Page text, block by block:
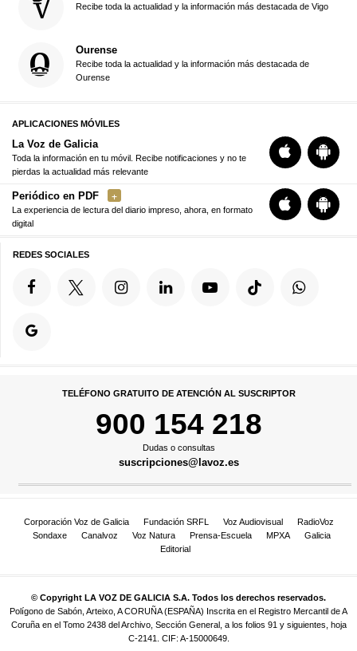
Recibe toda la actualidad y la información más destacada de Vigo
Ourense
Recibe toda la actualidad y la información más destacada de
Ourense
APLICACIONES MÓVILES
La Voz de Galicia
Toda la información en tu móvil. Recibe notificaciones y no te
pierdas la actualidad más relevante
Periódico en PDF
La experiencia de lectura del diario impreso, ahora, en formato
digital
REDES SOCIALES
TELÉFONO GRATUITO DE ATENCIÓN AL SUSCRIPTOR
900 154 218
Dudas o consultas
suscripciones@lavoz.es
Corporación Voz de Galicia Fundación SRFL Voz Audiovisual
RadioVoz
Sondaxe
Canalvoz Voz Natura Prensa-Escuela MPXA
Galicia
Editorial
© Copyright LA VOZ DE GALICIA S.A. Todos los derechos reservados.
Polígono de Sabón, Arteixo, A CORUÑA (ESPAÑA) Inscrita en el Registro Mercantil de A
Coruña en el Tomo 2438 del Archivo, Sección General, a los folios 91 y siguientes, hoja
C-2141. CIF: A-15000649.